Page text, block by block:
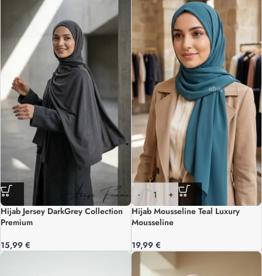
Hijab Jersey DarkGrey Collection
Premium
15,99 €
-
+
Hijab Mousseline Teal Luxury
Mousseline
19,99 €